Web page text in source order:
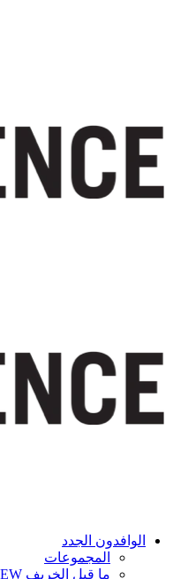
الوافدون الجدد
المجموعات
ما قبل الخريف